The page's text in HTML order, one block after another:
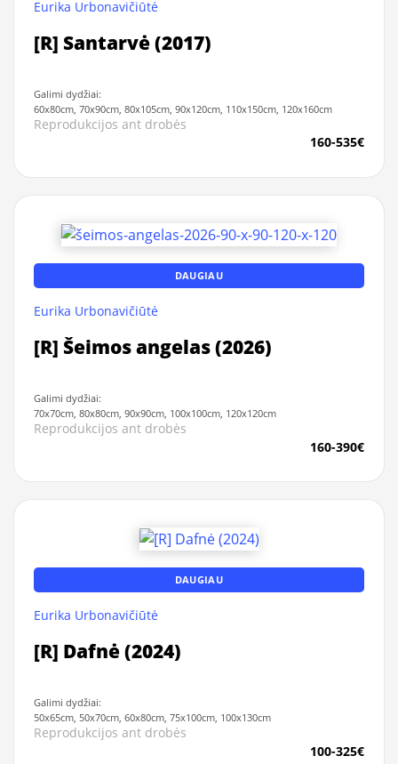
Eurika Urbonavičiūtė
[R] Santarvė (2017)
Galimi dydžiai:
60x80cm, 70x90cm, 80x105cm, 90x120cm, 110x150cm, 120x160cm
Reprodukcijos ant drobės
160-535€
DAUGIAU
Eurika Urbonavičiūtė
[R] Šeimos angelas (2026)
Galimi dydžiai:
70x70cm, 80x80cm, 90x90cm, 100x100cm, 120x120cm
Reprodukcijos ant drobės
160-390€
DAUGIAU
Eurika Urbonavičiūtė
[R] Dafnė (2024)
Galimi dydžiai:
50x65cm, 50x70cm, 60x80cm, 75x100cm, 100x130cm
Reprodukcijos ant drobės
100-325€